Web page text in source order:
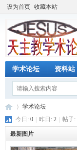
设为首页 收藏本站
学术论坛 资料站
»
学术论坛
今日: 0 昨日: 2 帖子:
最新图片